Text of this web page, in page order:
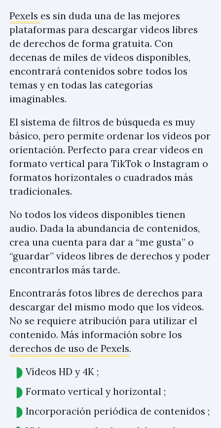
Pexels es sin duda una de las mejores
plataformas para descargar vídeos libres
de derechos de forma gratuita. Con
decenas de miles de vídeos disponibles,
encontrará contenidos sobre todos los
temas y en todas las categorías
imaginables.
El sistema de filtros de búsqueda es muy
básico, pero permite ordenar los vídeos por
orientación. Perfecto para crear vídeos en
formato vertical para TikTok o Instagram o
formatos horizontales o cuadrados más
tradicionales.
No todos los vídeos disponibles tienen
audio. Dada la abundancia de contenidos,
crea una cuenta para dar a “me gusta” o
“guardar” vídeos libres de derechos y poder
encontrarlos más tarde.
Encontrarás fotos libres de derechos para
descargar del mismo modo que los vídeos.
No se requiere atribución para utilizar el
contenido. Más información sobre los
derechos de uso de Pexels.
Vídeos HD y 4K ;
Formato vertical y horizontal ;
Incorporación periódica de contenidos ;